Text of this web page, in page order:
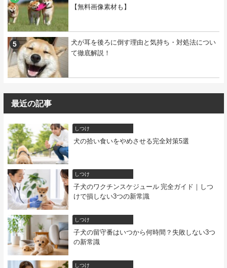
【無料画像素材も】
犬が耳を後ろに倒す理由と気持ち・対処法につい
て徹底解説！
最近の記事
しつけ
犬の拾い食いをやめさせる完全対策5選
しつけ
子犬のワクチンスケジュール 完全ガイド｜しつ
けで損しない3つの新常識
しつけ
子犬の留守番はいつから何時間？失敗しない3つ
の新常識
しつけ